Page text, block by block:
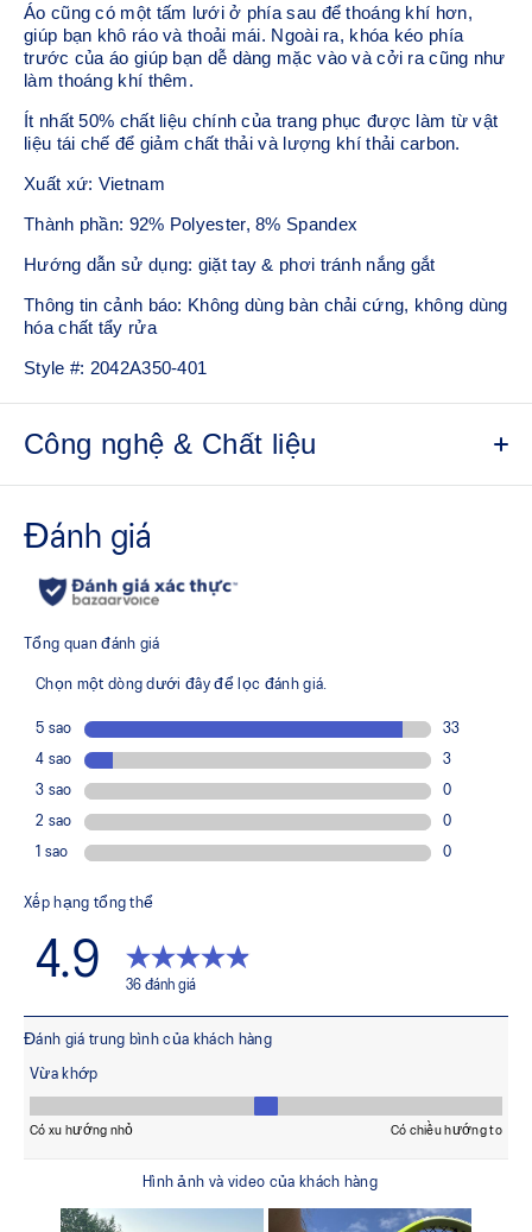
Áo cũng có một tấm lưới ở phía sau để thoáng khí hơn,
giúp bạn khô ráo và thoải mái. Ngoài ra, khóa kéo phía
trước của áo giúp bạn dễ dàng mặc vào và cởi ra cũng như
làm thoáng khí thêm.
Ít nhất 50% chất liệu chính của trang phục được làm từ vật
liệu tái chế để giảm chất thải và lượng khí thải carbon.
Xuất xứ: Vietnam
Thành phần: 92% Polyester, 8% Spandex
Hướng dẫn sử dụng: giặt tay & phơi tránh nắng gắt
Thông tin cảnh báo: Không dùng bàn chải cứng, không dùng
hóa chất tẩy rửa
Style #: 2042A350-401
Công nghệ & Chất liệu
khí
Lưới mặt sau giúp tăng khả năng thông khí
Nhẹ
Nhanh khô
Khóa kéo phía trước giúp dễ dàng mặc vào và cởi ra
Thiết kế viền cong
Ít nhất 50% vật liệu chính của trang phục được làm từ
vật liệu tái chế để giảm thiểu chất thải và lượng khí thải